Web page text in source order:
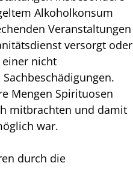
Alkoholkonsum
Veranstaltungen
versorgt oder
einer nicht
Mengen Spirituosen
mitbrachten und damit
war.
durch die